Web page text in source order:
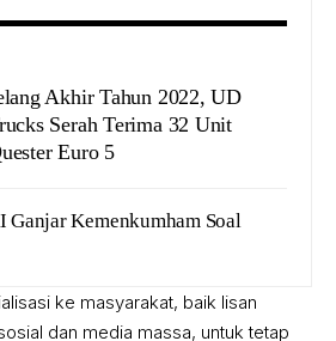
Akhir Tahun 2022, UD
Serah Terima 32 Unit
Euro 5
Ganjar Kemenkumham Soal
ke masyarakat, baik lisan
dan media massa, untuk tetap